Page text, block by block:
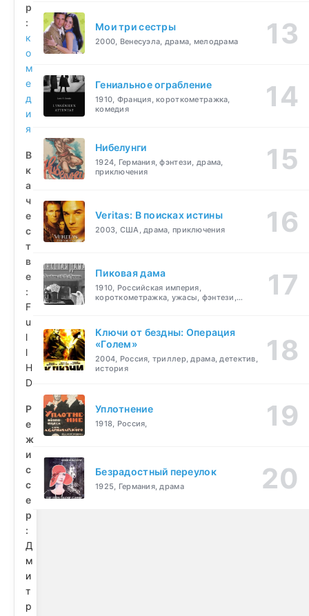
р
:
к
о
м
е
д
и
я
В
к
а
ч
е
с
т
в
е
:
F
u
l
l
H
D
Р
е
ж
и
с
с
е
р
:
Д
м
и
т
р
Мои три сестры
2000, Венесуэла, драма, мелодрама
Гениальное ограбление
1910, Франция, короткометражка,
комедия
Нибелунги
1924, Германия, фэнтези, драма,
приключения
Veritas: В поисках истины
2003, США, драма, приключения
Пиковая дама
1910, Российская империя,
короткометражка, ужасы, фэнтези,
Ключи от бездны: Операция
«Голем»
2004, Россия, триллер, драма, детектив,
история
Уплотнение
1918, Россия,
Безрадостный переулок
1925, Германия, драма